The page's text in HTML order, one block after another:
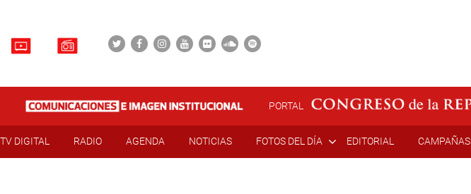
PORTAL
TV DIGITAL RADIO AGENDA NOTICIAS FOTOS DEL DÍA EDITORIAL CAMPAÑAS